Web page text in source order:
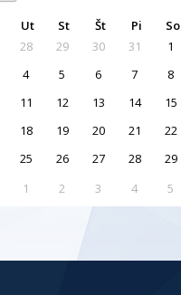
Ut St Št Pi So
28 29 30 31 1
4 5 6 7 8
11 12 13 14 15
18 19 20 21 22
25 26 27 28 29
1 2 3 4 5